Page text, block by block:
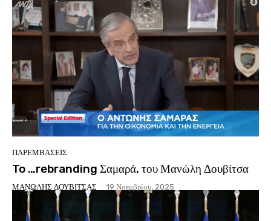
ΠΑΡΕΜΒΑΣΕΙΣ
To …rebranding Σαμαρά, του Μανώλη Δουβίτσα
ΜΑΝΩΛΗΣ ΔΟΥΒΙΤΣΑΣ - 19 Νοεμβρίου, 2025